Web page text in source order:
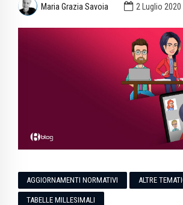
Maria Grazia Savoia 2 Luglio 2020
AGGIORNAMENTI NORMATIVI ALTRE
TABELLE MILLESIMALI